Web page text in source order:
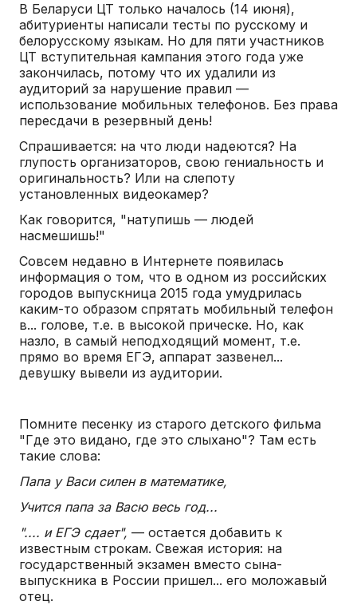
В Беларуси ЦТ только началось (14 июня),
абитуриенты написали тесты по русскому и
белорусскому языкам. Но для пяти участников
ЦТ вступительная кампания этого года уже
закончилась, потому что их удалили из
аудиторий за нарушение правил —
использование мобильных телефонов. Без права
пересдачи в резервный день!
Спрашивается: на что люди надеются? На
глупость организаторов, свою гениальность и
оригинальность? Или на слепоту
установленных видеокамер?
Как говорится, "натупишь — людей
насмешишь!"
Совсем недавно в Интернете появилась
информация о том, что в одном из российских
городов выпускница 2015 года умудрилась
каким-то образом спрятать мобильный телефон
в... голове, т.е. в высокой прическе. Но, как
назло, в самый неподходящий момент, т.е.
прямо во время ЕГЭ, аппарат зазвенел...
девушку вывели из аудитории.
Помните песенку из старого детского фильма
"Где это видано, где это слыхано"? Там есть
такие слова:
Папа у Васи силен в математике,
Учится папа за Васю весь год...
".... и ЕГЭ сдает", — остается добавить к
известным строкам. Свежая история: на
государственный экзамен вместо сына-
выпускника в России пришел... его моложавый
отец.